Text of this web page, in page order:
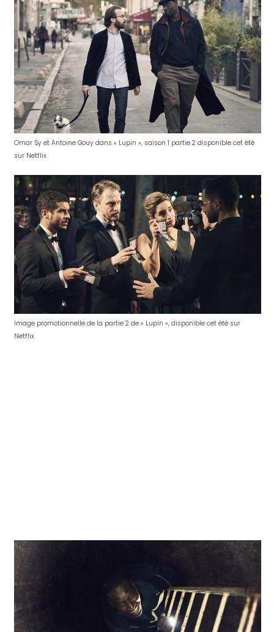
Omar Sy et Antoine Gouy dans « Lupin », saison 1 partie 2 disponible cet été
sur Netflix.
Image promotionnelle de la partie 2 de « Lupin », disponible cet été sur
Netflix.